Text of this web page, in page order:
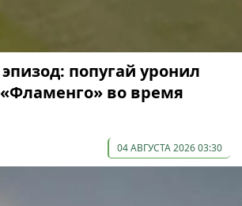
попугай уронил
во время
04 АВГУСТА 2026 03:30